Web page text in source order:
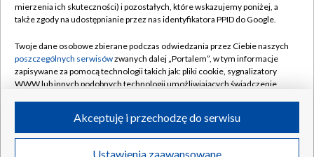
Naziemna Telewizja Cyfrowa
Rada Programowa
System NOS
Informacje o nadawcy
Program dla prasy
Pomoc
Kontakt
Kanały
©2026 Telewizja Polska S.A. w likwidacji
mierzenia ich skuteczności) i pozostałych, które wskazujemy poniżej, a
także zgody na udostępnianie przez nas identyfikatora PPID do Google.
Twoje dane osobowe zbierane podczas odwiedzania przez Ciebie naszych
poszczególnych serwisówzwanych dalej „Portalem”, w tym informacje
zapisywane za pomocą technologii takich jak: pliki cookie, sygnalizatory
WWW lub innych podobnych technologii umożliwiających świadczenie
ruchu w Internecie.
Twoje dane osobowe zbierane podczas odwiedzania przez Ciebie
Ustawienia zaawansowane
Akceptuję i przechodzę do serwisu